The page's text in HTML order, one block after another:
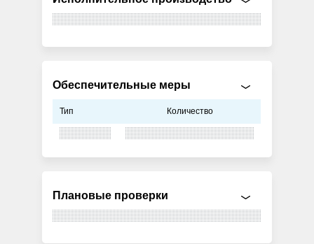
Обеспечительные меры
Тип Количество
Плановые проверки